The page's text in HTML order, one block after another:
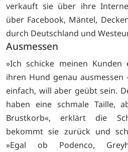
verkauft sie über ihre
über Facebook, Mäntel,
durch Deutschland und
Ausmessen
»Ich schicke meinen
ihren Hund genau
einfach, will aber geübt sein.
haben eine schmale Taille,
Brustkorb«, erklärt die
bekommt sie zurück und
»Egal ob Podenco,